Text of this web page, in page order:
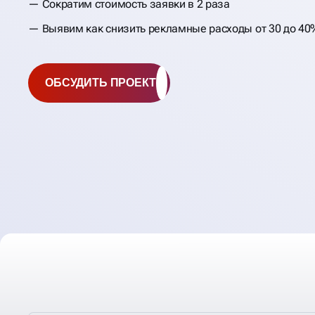
Сократим стоимость заявки в 2 раза
Выявим как снизить рекламные расходы от 30 до
ОБСУДИТЬ ПРОЕКТ